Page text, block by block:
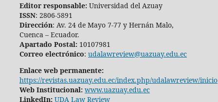
Editor responsable:Universidad del Azuay
ISSN: 2806-5891
Dirección: Av. 24 de Mayo 7-77 y Hernán Malo,
Cuenca – Ecuador.
Apartado Postal:10107981
Correo electrónico: udalawreview@uazuay.edu.ec
Enlace web permanente:
https://revistas.uazuay.edu.ec/index.php/udalawreview/inicio
Web Institucional: www.uazuay.edu.ec
LinkedIn: UDA Law Review